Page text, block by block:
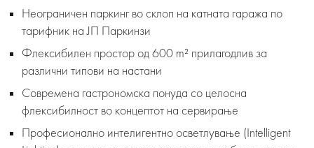
Неограничен паркинг во склоп на катната гаража по
тарифник на ЈП Паркинзи
Флексибилен простор од 600 m² прилагодлив за
различни типови на настани
Современа гастрономска понуда со целосна
флексибилност во концептот на сервирање
Професионално интелигентно осветлување (Intelligent